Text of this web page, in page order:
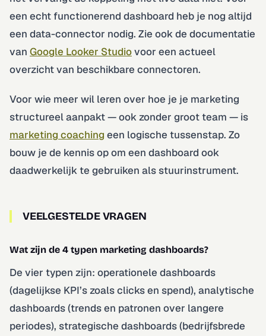
een echt functionerend dashboard heb je nog altijd
een data-connector nodig. Zie ook de documentatie
van Google Looker Studiovoor een actueel
overzicht van beschikbare connectoren.
Voor wie meer wil leren over hoe je je marketing
structureel aanpakt — ook zonder groot team — is
marketing coaching een logische tussenstap. Zo
bouw je de kennis op om een dashboard ook
daadwerkelijk te gebruiken als stuurinstrument.
VEELGESTELDE VRAGEN
Wat zijn de 4 typen marketing dashboards?
De vier typen zijn: operationele dashboards
(dagelijkse KPI’s zoals clicks en spend), analytische
dashboards (trends en patronen over langere
periodes), strategische dashboards (bedrijfsbrede